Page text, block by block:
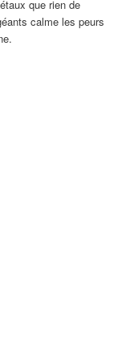
que rien de
calme les peurs